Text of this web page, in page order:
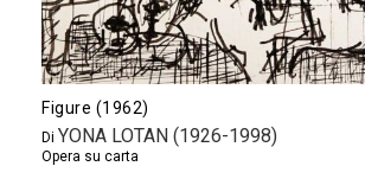
Figure (1962)
Di YONA LOTAN (1926-1998)
Opera su carta